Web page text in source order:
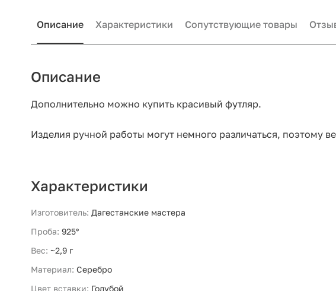
Описание Характеристики Сопутствующие товары
Описание
Дополнительно можно купить красивый футляр.
Изделия ручной работы могут немного различаться, поэтому
Характеристики
Изготовитель: Дагестанские мастера
Проба: 925°
Вес: ~2,9 г
Материал: Серебро
Цвет вставки: Голубой